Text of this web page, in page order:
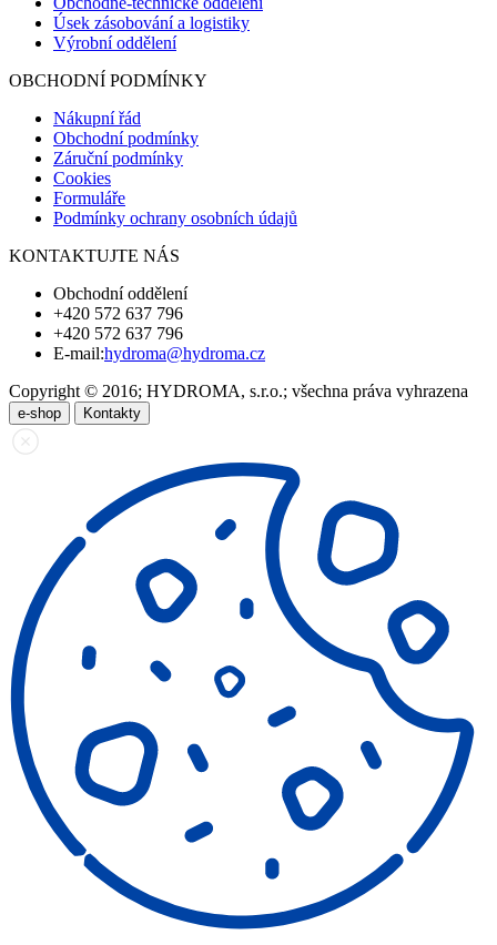
Úsek zásobování a logistiky
Výrobní oddělení
OBCHODNÍ PODMÍNKY
Nákupní řád
Obchodní podmínky
Záruční podmínky
Cookies
Formuláře
Podmínky ochrany osobních údajů
KONTAKTUJTE NÁS
Obchodní oddělení
+420 572 637 796
+420 572 637 796
E-mail:hydroma@hydroma.cz
Copyright © 2016; HYDROMA, s.r.o.; všechna práva vyhrazena
e-shop Kontakty